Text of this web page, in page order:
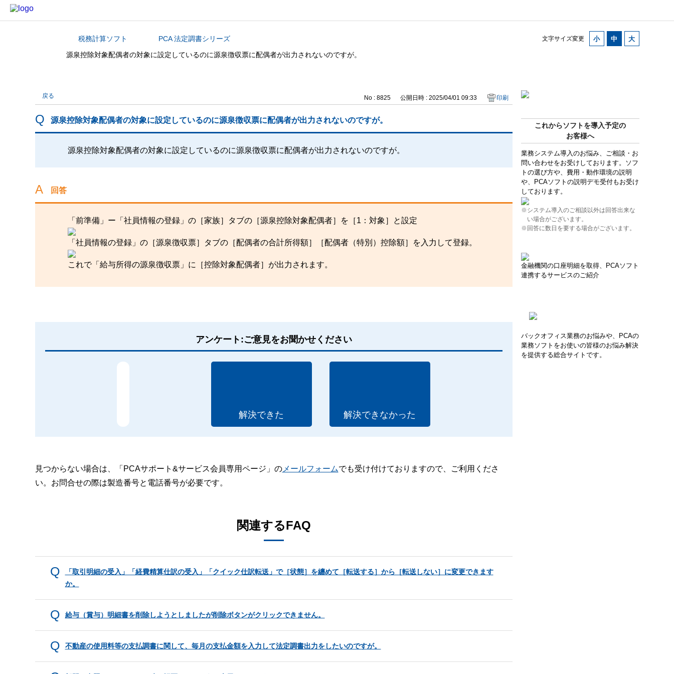
文字サイズ変更
カテゴリから探す税務計算ソフト
PCA 法定調書シリーズ
源泉控除対象配偶者の対象に設定しているのに源泉徴収票に配偶者が出力されないのですが。
これからソフトを導入予定の
お客様へ
業務システム導入のお悩み、ご相談・お
問い合わせをお受けしております。ソフ
トの選び方や、費用・動作環境の説明
や、PCAソフトの説明デモ受付もお受け
しております。
※システム導入のご相談以外は回答出来な
い場合がございます。
※回答に数日を要する場合がございます。
金融機関の口座明細を取得、PCAソフト
連携するサービスのご紹介
バックオフィス業務のお悩みや、PCAの
業務ソフトをお使いの皆様のお悩み解決
を提供する総合サイトです。
戻る No : 8825 公開日時 : 2025/04/01 09:33 印刷
源泉控除対象配偶者の対象に設定しているのに源泉徴収票に配偶者が出力されないのですが。
源泉控除対象配偶者の対象に設定しているのに源泉徴収票に配偶者が出力されないのですが。
回答
「前準備」ー「社員情報の登録」の［家族］タブの［源泉控除対象配偶者］を［1：対象］と設定
「社員情報の登録」の［源泉徴収票］タブの［配偶者の合計所得額］［配偶者（特別）控除額］を入力して登録。
これで「給与所得の源泉徴収票」に［控除対象配偶者］が出力されます。
アンケート:ご意見をお聞かせください
解決できた 解決できなかった
見つからない場合は、「PCAサポート&サービス会員専用ページ」のメールフォームでも受け付けておりますので、ご利用くださ
い。お問合せの際は製造番号と電話番号が必要です。
関連するFAQ
「取引明細の受入」「経費精算仕訳の受入」「クイック仕訳転送」で［状態］を纏めて［転送する］から［転送しない］に変更できます
か。
給与（賞与）明細書を削除しようとしましたが削除ボタンがクリックできません。
不動産の使用料等の支払調書に関して、毎月の支払金額を入力して法定調書出力をしたいのですが。